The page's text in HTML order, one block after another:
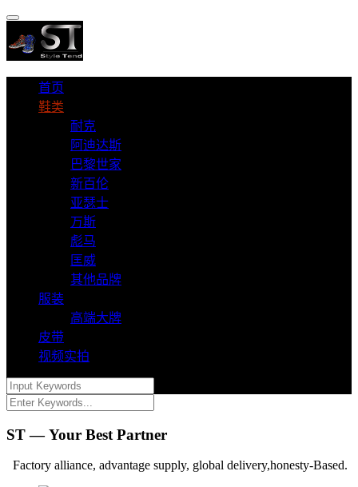
首页
鞋类
耐克
阿迪达斯
巴黎世家
新百伦
亚瑟士
万斯
彪马
匡威
其他品牌
服装
高端大牌
皮带
视频实拍
ST — Your Best Partner
Factory alliance, advantage supply, global delivery,honesty-Based.